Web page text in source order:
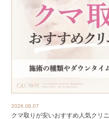
2026.08.07
クマ取りが安いおすすめ人気クリ